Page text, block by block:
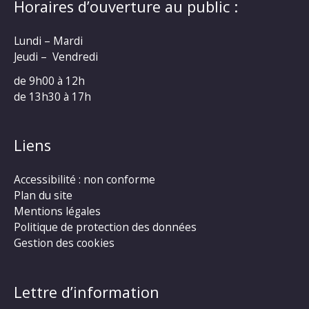
Horaires d’ouverture au public :
Lundi – Mardi
Jeudi – Vendredi
de 9h00 à 12h
de 13h30 à 17h
Liens
Accessibilité : non conforme
Plan du site
Mentions légales
Politique de protection des données
Gestion des cookies
Lettre d’information